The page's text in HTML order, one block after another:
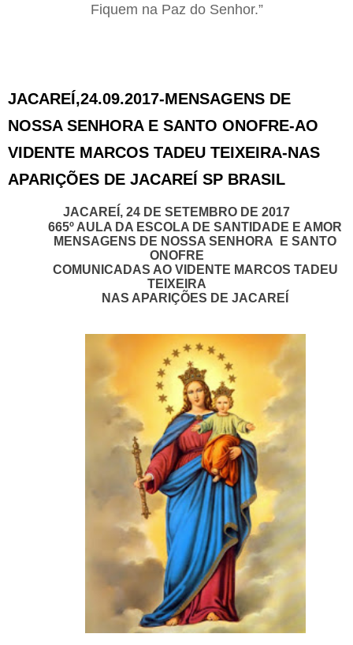
Fiquem na Paz do Senhor.”
JACAREÍ,24.09.2017-MENSAGENS DE
NOSSA SENHORA E SANTO ONOFRE-AO
VIDENTE MARCOS TADEU TEIXEIRA-NAS
APARIÇÕES DE JACAREÍ SP BRASIL
JACAREÍ, 24 DE SETEMBRO DE 2017
665º AULA DA ESCOLA DE SANTIDADE E AMOR
MENSAGENS DE NOSSA SENHORA E SANTO
ONOFRE
COMUNICADAS AO VIDENTE MARCOS TADEU
TEIXEIRA
NAS APARIÇÕES DE JACAREÍ